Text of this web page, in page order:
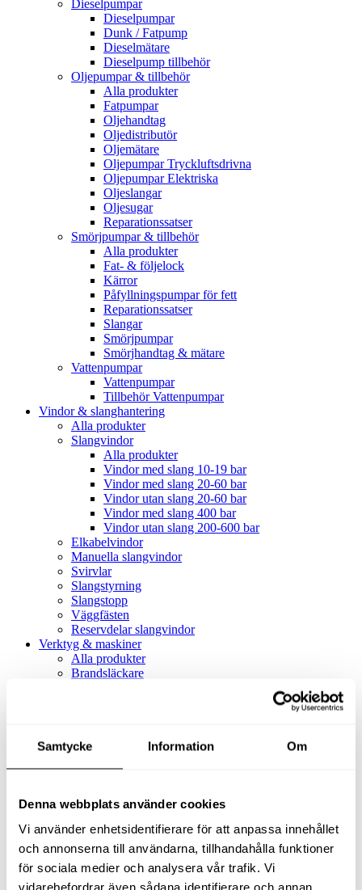
Samtycke Information Om
Denna webbplats använder cookies
Vi använder enhetsidentifierare för att anpassa innehållet
och annonserna till användarna, tillhandahålla funktioner
för sociala medier och analysera vår trafik. Vi
vidarebefordrar även sådana identifierare och annan
Dieselpumpar
Dieselpumpar
Dunk / Fatpump
Dieselmätare
Dieselpump tillbehör
Oljepumpar & tillbehör
Alla produkter
Fatpumpar
Oljehandtag
Oljedistributör
Oljemätare
Oljepumpar Tryckluftsdrivna
Oljepumpar Elektriska
Oljeslangar
Oljesugar
Reparationssatser
Smörjpumpar & tillbehör
Alla produkter
Fat- & följelock
Kärror
Påfyllningspumpar för fett
Reparationssatser
Slangar
Smörjpumpar
Smörjhandtag & mätare
Vattenpumpar
Vattenpumpar
Tillbehör Vattenpumpar
Vindor & slanghantering
Alla produkter
Slangvindor
Alla produkter
Vindor med slang 10-19 bar
Vindor med slang 20-60 bar
Vindor utan slang 20-60 bar
Vindor med slang 400 bar
Vindor utan slang 200-600 bar
Elkabelvindor
Manuella slangvindor
Svirvlar
Slangstyrning
Slangstopp
Väggfästen
Reservdelar slangvindor
Verktyg & maskiner
Alla produkter
Brandsläckare
Alla produkter
Slangfäste
Textil- & Våtdammsugare
Tillbehör Textil- & våtdammsugare
Adaptrar
Dammsugare